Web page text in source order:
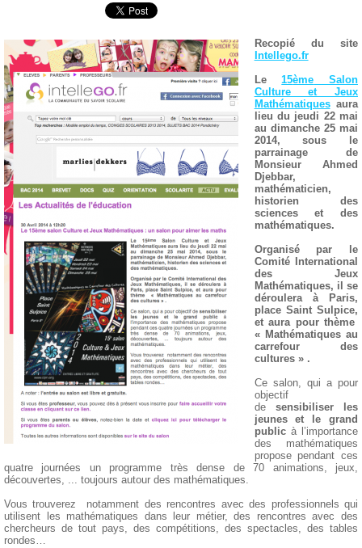
Recopié du site
Intellego.fr
Le15ème Salon
Culture et Jeux
Mathématiquesaura
lieu du jeudi 22 mai
au dimanche 25 mai
2014, sous le
parrainage de
Monsieur Ahmed
Djebbar,
mathématicien,
historien des
sciences et des
mathématiques.
Organisé par le
Comité International
des Jeux
Mathématiques, il se
déroulera à Paris,
place Saint Sulpice,
et aura pour thème
« Mathématiques au
carrefour des
cultures » .
Ce salon, qui a pour
objectif
de sensibiliser les
jeunes et le grand
publicà l’importance
des mathématiques
propose pendant ces
quatre journées un programme très dense de 70 animations, jeux,
découvertes, ... toujours autour des mathématiques.
Vous trouverez notamment des rencontres avec des professionnels qui
utilisent les mathématiques dans leur métier, des rencontres avec des
chercheurs de tout pays, des compétitions, des spectacles, des tables
rondes…